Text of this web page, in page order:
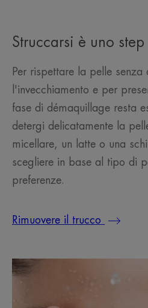
Struccarsi è uno
Per rispettare la pelle senza
l'invecchiamento e per
fase di démaquillage resta
detergi delicatamente la
micellare, un latte o una
scegliere in base al tipo di
preferenze.
Rimuovere il trucco